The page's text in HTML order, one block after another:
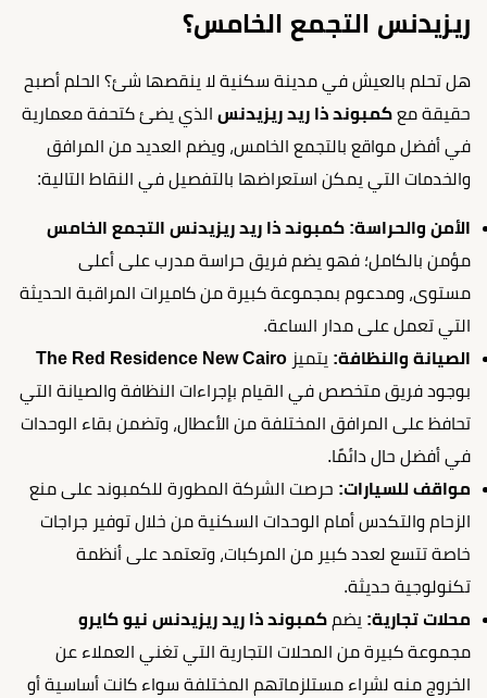
ريزيدنس التجمع الخامس؟
هل تحلم بالعيش في مدينة سكنية لا ينقصها شئ؟ الحلم أصبح
حقيقة مع كمبوند ذا ريد ريزيدنس الذي يضئ كتحفة معمارية
في أفضل مواقع بالتجمع الخامس، ويضم العديد من المرافق
والخدمات التي يمكن استعراضها بالتفصيل في النقاط التالية:
الأمن والحراسة: كمبوند ذا ريد ريزيدنس التجمع الخامس
مؤمن بالكامل؛ فهو يضم فريق حراسة مدرب على أعلى
مستوى، ومدعوم بمجموعة كبيرة من كاميرات المراقبة الحديثة
التي تعمل على مدار الساعة.
الصيانة والنظافة: يتميز The Red Residence New Cairo
بوجود فريق متخصص في القيام بإجراءات النظافة والصيانة التي
تحافظ على المرافق المختلفة من الأعطال، وتضمن بقاء الوحدات
في أفضل حال دائمًا.
مواقف للسيارات: حرصت الشركة المطورة للكمبوند على منع
الزحام والتكدس أمام الوحدات السكنية من خلال توفير جراجات
خاصة تتسع لعدد كبير من المركبات، وتعتمد على أنظمة
تكنولوجية حديثة.
محلات تجارية: يضم كمبوند ذا ريد ريزيدنس نيو كايرو
مجموعة كبيرة من المحلات التجارية التي تغني العملاء عن
الخروج منه لشراء مستلزماتهم المختلفة سواء كانت أساسية أو